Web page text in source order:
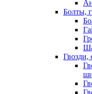
Болты,
Гвозди,